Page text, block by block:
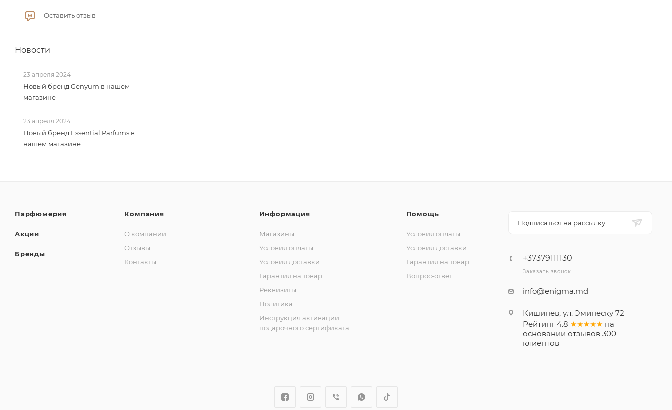
Оставить отзыв
Новости
23 апреля 2024
Новый бренд Genyum в нашем
магазине
23 апреля 2024
Новый бренд Essential Parfums в
нашем магазине
Парфюмерия
Акции
Бренды
Компания
О компании
Отзывы
Контакты
Информация
Магазины
Условия оплаты
Условия доставки
Гарантия на товар
Реквизиты
Политика
Инструкция активации
подарочного сертификата
Помощь
Условия оплаты
Условия доставки
Гарантия на товар
Вопрос-ответ
Подписаться на рассылку
+37379111130
Заказать звонок
info@enigma.md
Кишинев, ул. Эминеску 72
Рейтинг 4.8 ★★★★★ на
основании отзывов 300
клиентов